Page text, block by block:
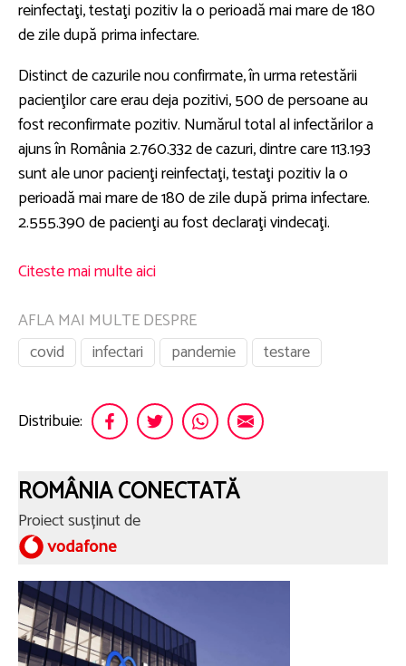
reinfectaţi, testaţi pozitiv la o perioadă mai mare de 180
de zile după prima infectare.
Distinct de cazurile nou confirmate, în urma retestării
pacienţilor care erau deja pozitivi, 500 de persoane au
fost reconfirmate pozitiv. Numărul total al infectărilor a
ajuns în România 2.760.332 de cazuri, dintre care 113.193
sunt ale unor pacienţi reinfectaţi, testaţi pozitiv la o
perioadă mai mare de 180 de zile după prima infectare.
2.555.390 de pacienţi au fost declaraţi vindecaţi.
Citeste mai multe aici
AFLA MAI MULTE DESPRE
covid
infectari pandemie testare
Distribuie:
ROMÂNIA CONECTATĂ
Proiect susținut de